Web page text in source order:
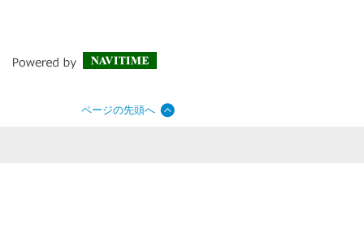
ページの先頭へ